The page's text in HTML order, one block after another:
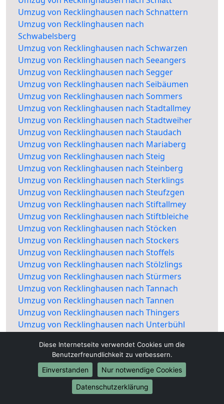
Umzug von Recklinghausen nach Schnattern
Umzug von Recklinghausen nach
Schwabelsberg
Umzug von Recklinghausen nach Schwarzen
Umzug von Recklinghausen nach Seeangers
Umzug von Recklinghausen nach Segger
Umzug von Recklinghausen nach Seibäumen
Umzug von Recklinghausen nach Sommers
Umzug von Recklinghausen nach Stadtallmey
Umzug von Recklinghausen nach Stadtweiher
Umzug von Recklinghausen nach Staudach
Umzug von Recklinghausen nach Mariaberg
Umzug von Recklinghausen nach Steig
Umzug von Recklinghausen nach Steinberg
Umzug von Recklinghausen nach Sterklings
Umzug von Recklinghausen nach Steufzgen
Umzug von Recklinghausen nach Stiftallmey
Umzug von Recklinghausen nach Stiftbleiche
Umzug von Recklinghausen nach Stöcken
Umzug von Recklinghausen nach Stockers
Umzug von Recklinghausen nach Stoffels
Umzug von Recklinghausen nach Stölzlings
Umzug von Recklinghausen nach Stürmers
Umzug von Recklinghausen nach Tannach
Umzug von Recklinghausen nach Tannen
Umzug von Recklinghausen nach Thingers
Umzug von Recklinghausen nach Unterbühl
Untergrünenberg
Umzug von Recklinghausen nach
Unterheggers
Umzug von Recklinghausen nach Unterried
Umzug von Recklinghausen nach
Diese Internetseite verwendet Cookies um die
Benutzerfreundlichkeit zu verbessern.
Einverstanden
Nur notwendige Cookies
Datenschutzerklärung